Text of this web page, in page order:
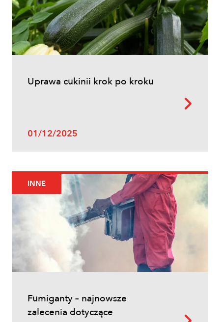
Uprawa cukinii krok po kroku
01/12/2025
INNE
Fumiganty – najnowsze
zalecenia dotyczące